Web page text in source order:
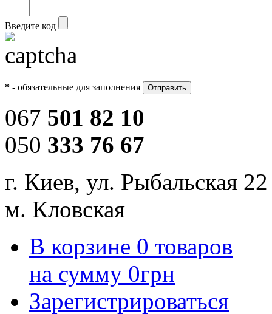
Введите код
* - обязательные для заполнения
067 501 82 10
050 333 76 67
г. Киев, ул. Рыбальская 22
м. Кловская
В корзине 0 товаров
на сумму 0грн
Зарегистрироваться